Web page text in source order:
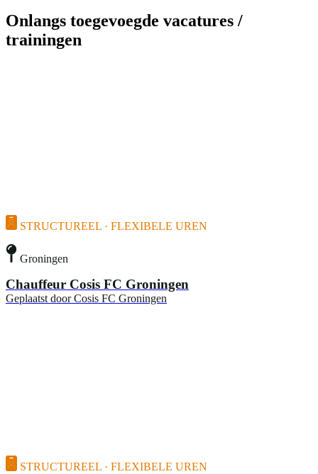
Onlangs toegevoegde vacatures /
trainingen
STRUCTUREEL · FLEXIBELE UREN
Groningen
Chauffeur Cosis FC Groningen
Geplaatst door Cosis FC Groningen
STRUCTUREEL · FLEXIBELE UREN